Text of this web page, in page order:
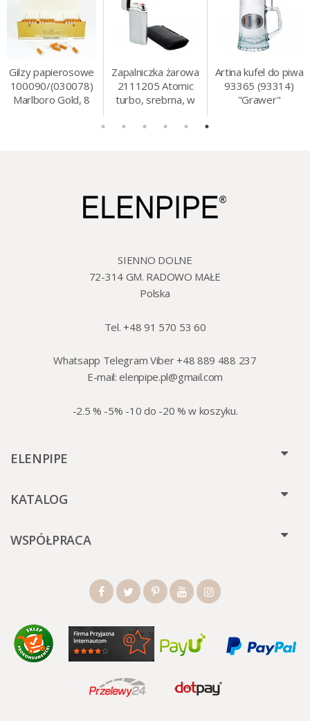
Gilzy papierosowe
100090/(030078)
Marlboro Gold, 8
Zapalniczka żarowa
2111205 Atomic
turbo, srebrna, w
Artina kufel do piwa
93365 (93314)
"Grawer"
SIENNO DOLNE
72-314 GM. RADOWO MAŁE
Polska
Tel. +48 91 570 53 60
Whatsapp Telegram Viber +48 889 488 237
E-mail:elenpipe.pl@gmail.com
-2.5 % -5% -10 do -20 % w koszyku.
ELENPIPE
KATALOG
WSPÓŁPRACA